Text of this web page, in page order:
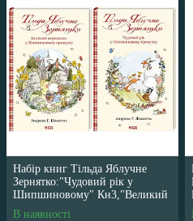
Набір книг Тільда Яблучне
Зернятко:"Чудовий рік у
Шипшиновому" Кн3,"Великий
переполох" Кн 4
В наявності